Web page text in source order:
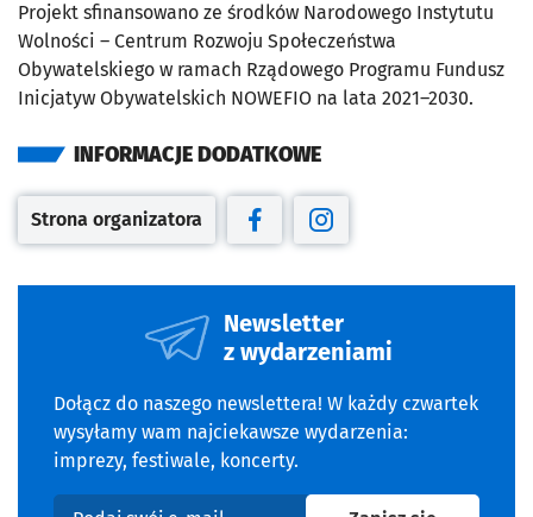
Projekt sfinansowano ze środków Narodowego Instytutu
Wolności – Centrum Rozwoju Społeczeństwa
Obywatelskiego w ramach Rządowego Programu Fundusz
Inicjatyw Obywatelskich NOWEFIO na lata 2021–2030.
INFORMACJE DODATKOWE
Otwiera się w nowej karcie
Strona organizatora
Otwiera się w nowej karcie
Otwiera się w nowej
Newsletter
z wydarzeniami
Dołącz do naszego newslettera! W każdy czwartek
wysyłamy wam najciekawsze wydarzenia:
imprezy, festiwale, koncerty.